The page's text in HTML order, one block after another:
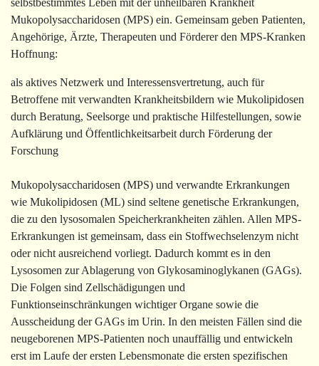
selbstbestimmtes Leben mit der unheilbaren Krankheit
Mukopolysaccharidosen (MPS) ein. Gemeinsam geben Patienten,
Angehörige, Ärzte, Therapeuten und Förderer den MPS-Kranken
Hoffnung:
als aktives Netzwerk und Interessensvertretung, auch für
Betroffene mit verwandten Krankheitsbildern wie Mukolipidosen
durch Beratung, Seelsorge und praktische Hilfestellungen, sowie
Aufklärung und Öffentlichkeitsarbeit durch Förderung der
Forschung
Mukopolysaccharidosen (MPS) und verwandte Erkrankungen
wie Mukolipidosen (ML) sind seltene genetische Erkrankungen,
die zu den lysosomalen Speicherkrankheiten zählen. Allen MPS-
Erkrankungen ist gemeinsam, dass ein Stoffwechselenzym nicht
oder nicht ausreichend vorliegt. Dadurch kommt es in den
Lysosomen zur Ablagerung von Glykosaminoglykanen (GAGs).
Die Folgen sind Zellschädigungen und
Funktionseinschränkungen wichtiger Organe sowie die
Ausscheidung der GAGs im Urin. In den meisten Fällen sind die
neugeborenen MPS-Patienten noch unauffällig und entwickeln
erst im Laufe der ersten Lebensmonate die ersten spezifischen